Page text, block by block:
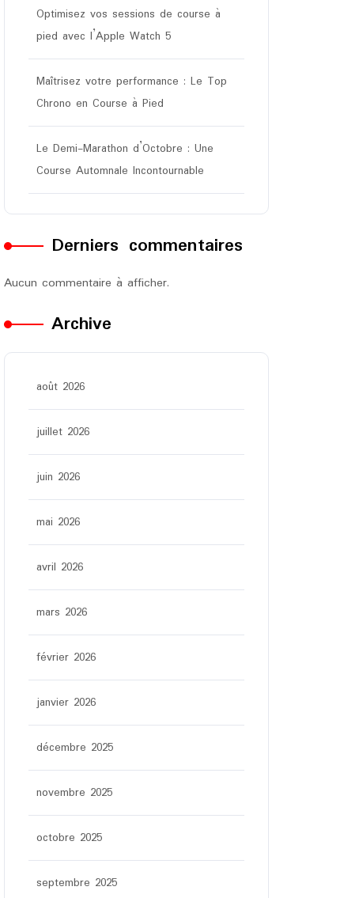
Optimisez vos sessions de course à
pied avec l’Apple Watch 5
Maîtrisez votre performance : Le Top
Chrono en Course à Pied
Le Demi-Marathon d’Octobre : Une
Course Automnale Incontournable
Derniers commentaires
Aucun commentaire à afficher.
Archive
août 2026
juillet 2026
juin 2026
mai 2026
avril 2026
mars 2026
février 2026
janvier 2026
décembre 2025
novembre 2025
octobre 2025
septembre 2025